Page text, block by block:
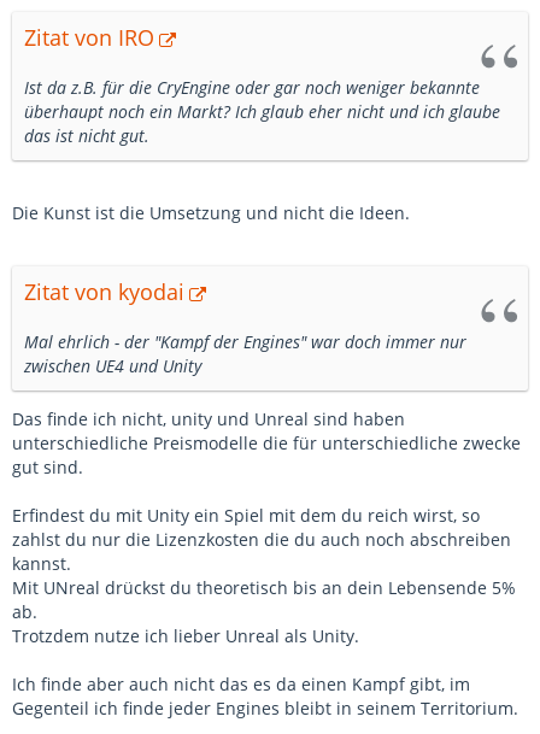
Zitat von IRO
Ist da z.B. für die CryEngine oder gar noch weniger bekannte
überhaupt noch ein Markt? Ich glaub eher nicht und ich glaube
das ist nicht gut.
Die Kunst ist die Umsetzung und nicht die Ideen.
Zitat von kyodai
Mal ehrlich - der "Kampf der Engines" war doch immer nur
zwischen UE4 und Unity
Das finde ich nicht, unity und Unreal sind haben
unterschiedliche Preismodelle die für unterschiedliche zwecke
gut sind.
Erfindest du mit Unity ein Spiel mit dem du reich wirst, so
zahlst du nur die Lizenzkosten die du auch noch abschreiben
kannst.
Mit UNreal drückst du theoretisch bis an dein Lebensende 5%
ab.
Trotzdem nutze ich lieber Unreal als Unity.
Ich finde aber auch nicht das es da einen Kampf gibt, im
Gegenteil ich finde jeder Engines bleibt in seinem Territorium.